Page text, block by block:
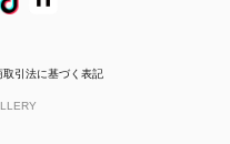
取引法に基づく表記